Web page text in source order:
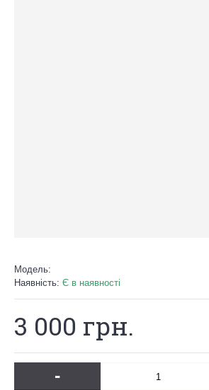
Модель:
Наявність: Є в наявності
3 000 грн.
-